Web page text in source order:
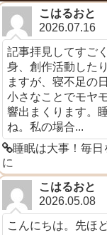
こはるおと
2026.07.16
記事拝見してすご
身、創作活動した
ますが、寝不足の
小さなことでモヤ
響出まくります。
ね。私の場合...
睡眠は大事！毎
に
こはるおと
2026.05.08
こんにちは。先ほ